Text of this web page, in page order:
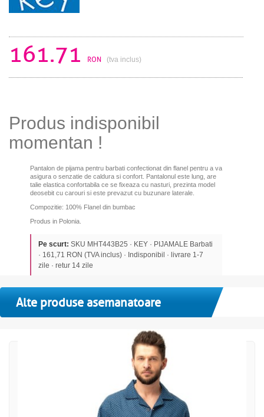
161.71 RON (tva inclus)
Produs indisponibil
momentan !
Pantalon de pijama pentru barbati confectionat din flanel pentru a va
asigura o senzatie de caldura si confort. Pantalonul este lung, are
talie elastica confortabila ce se fixeaza cu nasturi, prezinta model
deosebit cu carouri si este prevazut cu buzunare laterale.
Compozitie: 100% Flanel din bumbac
Produs in Polonia.
Pe scurt: SKU MHT443B25 · KEY · PIJAMALE Barbati
· 161,71 RON (TVA inclus) · Indisponibil · livrare 1-7
zile · retur 14 zile
Alte produse asemanatoare